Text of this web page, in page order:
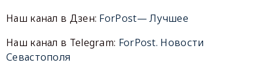
Наш канал в Дзен: ForPost— Лучшее
Наш канал в Telegram: ForPost. Новости
Севастополя